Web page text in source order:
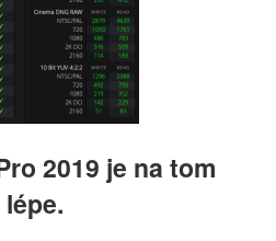
2019 je na tom